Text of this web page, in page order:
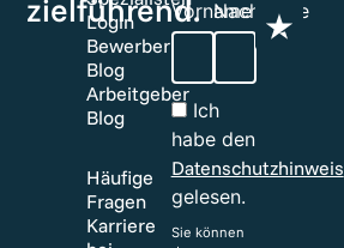
zielführend.​
Login
Bewerber
Blog
Arbeitgeber
Blog
Häufige
Fragen
Karriere
VornameNachname
Ich
habe den
Datenschutzhinweis
gelesen.
Sie können